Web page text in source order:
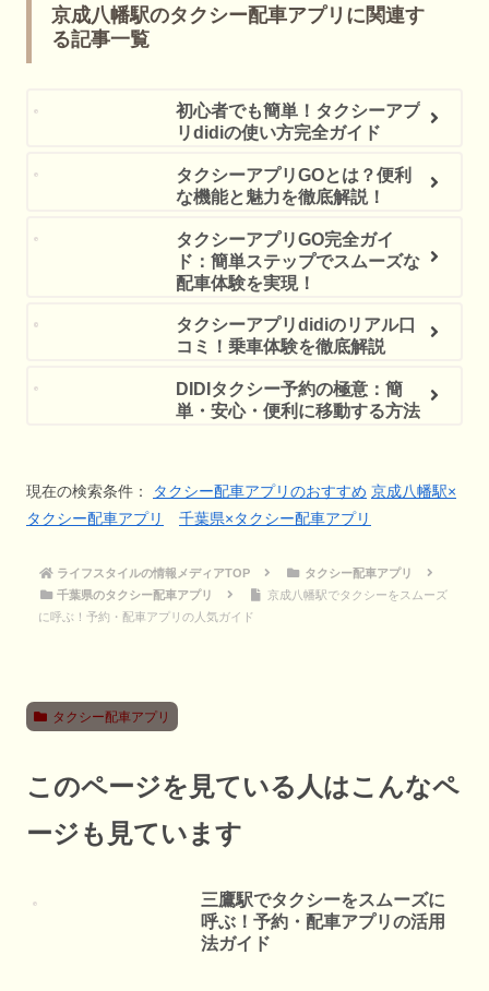
京成八幡駅のタクシー配車アプリに関連す
る記事一覧
初心者でも簡単！タクシーアプ
リdidiの使い方完全ガイド
タクシーアプリGOとは？便利
な機能と魅力を徹底解説！
タクシーアプリGO完全ガイ
ド：簡単ステップでスムーズな
配車体験を実現！
タクシーアプリdidiのリアル口
コミ！乗車体験を徹底解説
DIDIタクシー予約の極意：簡
単・安心・便利に移動する方法
現在の検索条件： タクシー配車アプリのおすすめ 京成八幡駅×
タクシー配車アプリ
千葉県×タクシー配車アプリ
ライフスタイルの情報メディアTOP
タクシー配車アプリ
千葉県のタクシー配車アプリ
京成八幡駅でタクシーをスムーズ
に呼ぶ！予約・配車アプリの人気ガイド
タクシー配車アプリ
このページを見ている人はこんなペ
ージも見ています
三鷹駅でタクシーをスムーズに
呼ぶ！予約・配車アプリの活用
法ガイド